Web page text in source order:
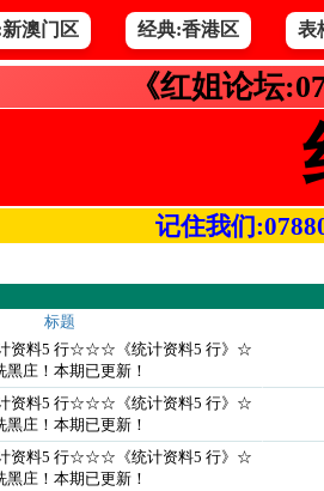
澳门区 经典:香港区 表
《红姐论坛
记住我们
标题
料5 行☆☆☆《统计资料5 行》☆
庄！本期已更新！
料5 行☆☆☆《统计资料5 行》☆
庄！本期已更新！
料5 行☆☆☆《统计资料5 行》☆
庄！本期已更新！